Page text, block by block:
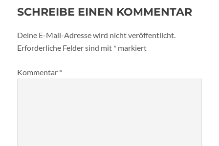
SCHREIBE EINEN KOMMENTAR
Deine E-Mail-Adresse wird nicht veröffentlicht.
Erforderliche Felder sind mit * markiert
Kommentar *